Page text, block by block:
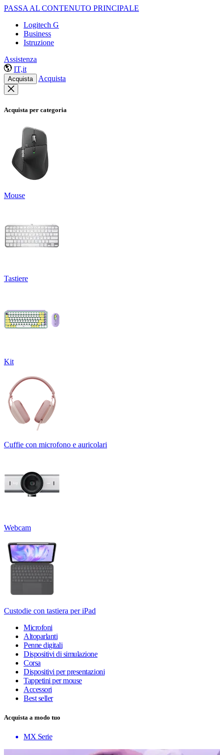
PASSA AL CONTENUTO PRINCIPALE
Logitech G
Business
Istruzione
Assistenza
IT,it
Acquista Acquista
Acquista per categoria
Mouse
Tastiere
Kit
Cuffie con microfono e auricolari
Webcam
Custodie con tastiera per iPad
Microfoni
Altoparlanti
Penne digitali
Dispositivi di simulazione
Corsa
Dispositivi per presentazioni
Tappetini per mouse
Accessori
Best seller
Acquista a modo tuo
MX Serie